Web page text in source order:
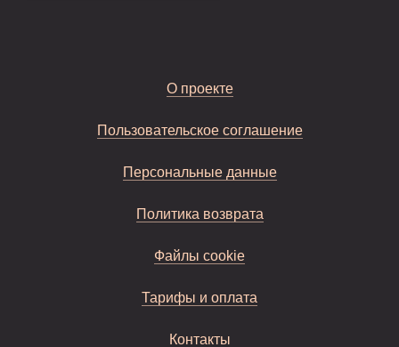
О проекте
Пользовательское соглашение
Персональные данные
Политика возврата
Файлы cookie
Тарифы и оплата
Контакты